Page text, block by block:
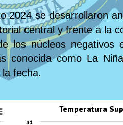
2024 se desarrollaron
central y frente a la
los núcleos
como La
fecha.